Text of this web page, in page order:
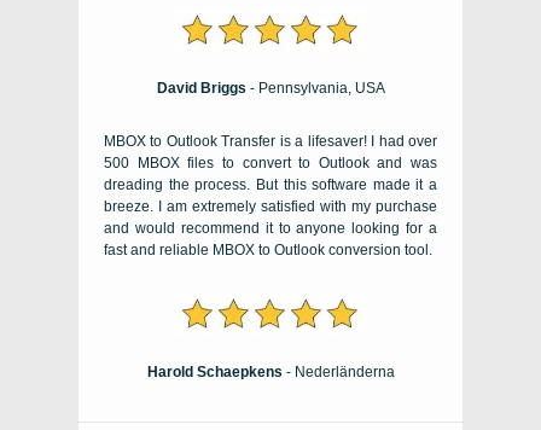
David Briggs - Pennsylvania , USA
MBOX to Outlook Transfer is a lifesaver! I had over
500 MBOX files to convert to Outlook and was
dreading the process
But this software made it a
breeze
I am extremely satisfied with my purchase
and would recommend it to anyone looking for a
fast and reliable MBOX to Outlook conversion tool
Harold Schaepkens - Nederländerna